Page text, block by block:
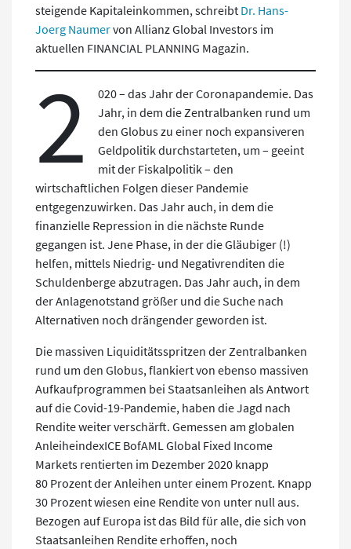
steigende Kapitaleinkommen, schreibt Dr. Hans-
Joerg Naumervon Allianz Global Investors im
aktuellen FINANCIAL PLANNING Magazin.
2
020 – das Jahr der Coronapandemie. Das
Jahr, in dem die Zentralbanken rund um
den Globus zu einer noch expansiveren
Geldpolitik durchstarteten, um – geeint
mit der Fiskalpolitik – den
wirtschaftlichen Folgen dieser Pandemie
entgegenzuwirken. Das Jahr auch, in dem die
finanzielle Repression in die nächste Runde
gegangen ist. Jene Phase, in der die Gläubiger (!)
helfen, mittels Niedrig- und Negativrenditen die
Schuldenberge abzutragen. Das Jahr auch, in dem
der Anlagenotstand größer und die Suche nach
Alternativen noch drängender geworden ist.
Die massiven Liquiditätsspritzen der Zentralbanken
rund um den Globus, flankiert von ebenso massiven
Aufkaufprogrammen bei Staatsanleihen als Antwort
auf die Covid-19-Pandemie, haben die Jagd nach
Rendite weiter verschärft. Gemessen am globalen
AnleiheindexICE BofAML Global Fixed Income
Markets rentierten im Dezember 2020 knapp
80 Prozent der Anleihen unter einem Prozent. Knapp
30 Prozent wiesen eine Rendite von unter null aus.
Bezogen auf Europa ist das Bild für alle, die sich von
Staatsanleihen Rendite erhoffen, noch